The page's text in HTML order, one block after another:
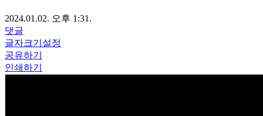
2024.01.02. 오후 1:31.
댓글
글자크기설정
공유하기
인쇄하기